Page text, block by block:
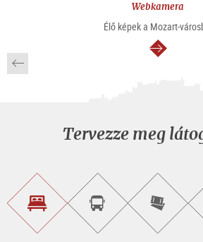
Webkamera
Élő képek a Mozart-
Tervezze meg
SzálláskeresésVárosnéző
túra
foglalása
Online